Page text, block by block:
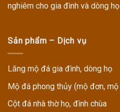
nghiêm cho gia đình và dòng
Sản phẩm – Dịch vụ
Lăng mộ đá gia đình, dòng họ
Mộ đá phong thủy (mộ đơn,
Cột đá nhà thờ họ, đình chùa